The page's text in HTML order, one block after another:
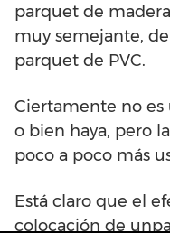
parquet de
muy semejante,
parquet de PVC.
Ciertamente no
o bien haya, pero
poco a poco más
Está claro que el
colocación de